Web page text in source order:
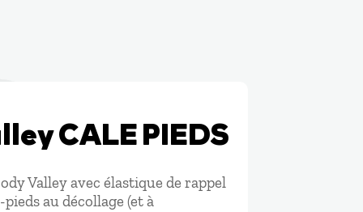
CALE PIEDS
Valley avec élastique de rappel
au décollage (et à